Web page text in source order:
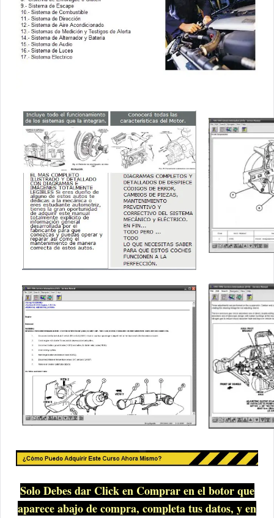
Solo Debes dar Click en Comprar en el botor que
aparece abajo de compra, completa tus datos, y en